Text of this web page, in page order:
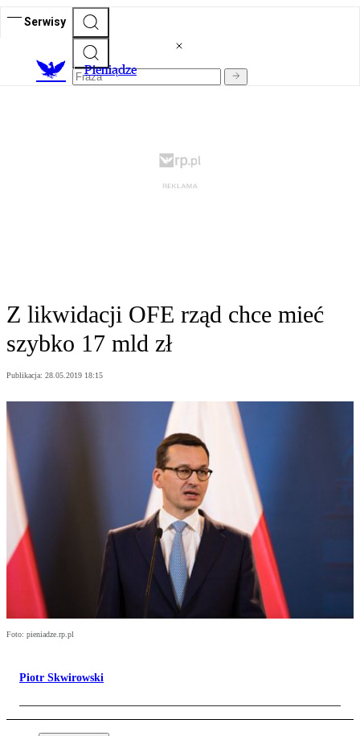
Serwisy
Pieniądze
Z likwidacji OFE rząd chce mieć
szybko 17 mld zł
Publikacja: 28.05.2019 18:15
Foto: pieniadze.rp.pl
Piotr Skwirowski